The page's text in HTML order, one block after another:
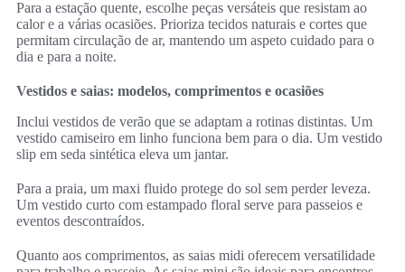
Para a estação quente, escolhe peças versáteis que resistam ao
calor e a várias ocasiões. Prioriza tecidos naturais e cortes que
permitam circulação de ar, mantendo um aspeto cuidado para o
dia e para a noite.
Vestidos e saias: modelos, comprimentos e ocasiões
Inclui vestidos de verão que se adaptam a rotinas distintas. Um
vestido camiseiro em linho funciona bem para o dia. Um vestido
slip em seda sintética eleva um jantar.
Para a praia, um maxi fluido protege do sol sem perder leveza.
Um vestido curto com estampado floral serve para passeios e
eventos descontraídos.
Quanto aos comprimentos, as saias midi oferecem versatilidade